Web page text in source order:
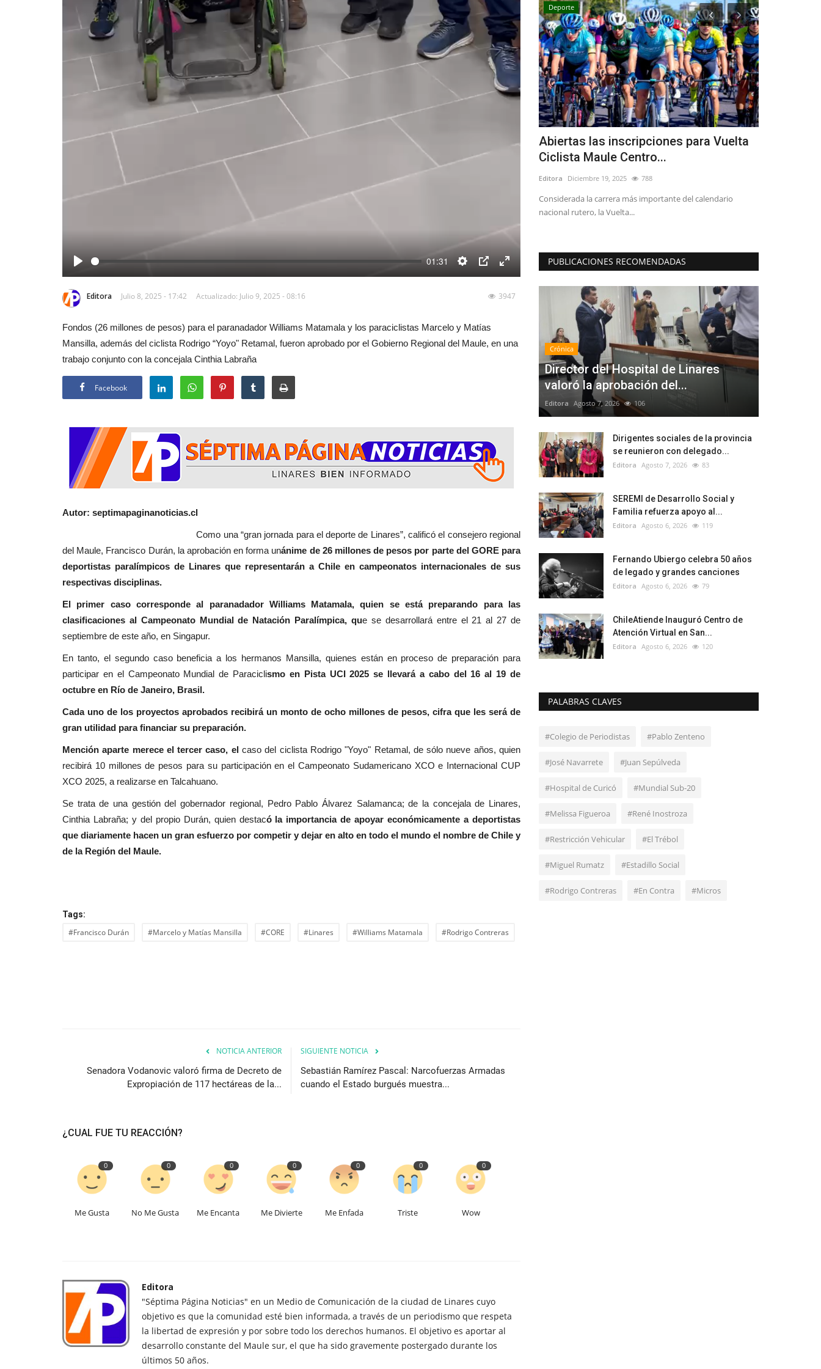
01:31
fullscreen
Editora Julio 8, 2025 - 17:42 Actualizado: Julio 9, 2025 - 08:16 3947
Fondos (26 millones de pesos) para el paranadador Williams Matamala y los paraciclistas Marcelo y Matías
Mansilla, además del ciclista Rodrigo “Yoyo" Retamal, fueron aprobado por el Gobierno Regional del Maule, en una
trabajo conjunto con la concejala Cinthia Labraña
Facebook
Autor: septimapaginanoticias.cl
Como una “gran jornada para el deporte de Linares”, calificó el consejero regional
del Maule, Francisco Durán, la aprobación en forma unánime de 26 millones de pesos por parte del GORE para
deportistas paralímpicos de Linares que representarán a Chile en campeonatos internacionales de sus
respectivas disciplinas.
El primer caso corresponde al paranadador Williams Matamala, quien se está preparando para las
clasificaciones al Campeonato Mundial de Natación Paralímpica, que se desarrollará entre el 21 al 27 de
septiembre de este año, en Singapur.
En tanto, el segundo caso beneficia a los hermanos Mansilla, quienes están en proceso de preparación para
participar en el Campeonato Mundial de Paraciclismo en Pista UCI 2025 se llevará a cabo del 16 al 19 de
octubre en Río de Janeiro, Brasil.
Cada uno de los proyectos aprobados recibirá un monto de ocho millones de pesos, cifra que les será de
gran utilidad para financiar su preparación.
Mención aparte merece el tercer caso, elcaso del ciclista Rodrigo "Yoyo" Retamal, de sólo nueve años, quien
recibirá 10 millones de pesos para su participación en el Campeonato Sudamericano XCO e Internacional CUP
XCO 2025, a realizarse en Talcahuano.
Se trata de una gestión del gobernador regional, Pedro Pablo Álvarez Salamanca; de la concejala de Linares,
Cinthia Labraña; y del propio Durán, quien destacó la importancia de apoyar económicamente a deportistas
que diariamente hacen un gran esfuerzo por competir y dejar en alto en todo el mundo el nombre de Chile y
de la Región del Maule.
Tags:
#Francisco Durán #Marcelo y Matías Mansilla #CORE #Linares #Williams Matamala #Rodrigo Contreras
NOTICIA ANTERIOR
Senadora Vodanovic valoró firma de Decreto de
Expropiación de 117 hectáreas de la...
SIGUIENTE NOTICIA
Sebastián Ramírez Pascal: Narcofuerzas Armadas
cuando el Estado burgués muestra...
¿CUAL FUE TU REACCIÓN?
0
Me Gusta
0
No Me Gusta
0
Me Encanta
0
Me Divierte
0
Me Enfada
0
Triste
0
Wow
Editora
"Séptima Página Noticias" en un Medio de Comunicación de la ciudad de Linares cuyo
objetivo es que la comunidad esté bien informada, a través de un periodismo que respeta
la libertad de expresión y por sobre todo los derechos humanos. El objetivo es aportar al
desarrollo constante del Maule sur, el que ha sido gravemente postergado durante los
últimos 50 años.
Política
Robo de medidores: Diputados del PNL
solicitan datos nacionales...
Editora Julio 31, 2026
Deporte
Escuelas de Verano en San Javier
cierran su primera etapa...
Febrero 5, 2026
La iniciativa deportiva y recreativa destacó por su alta
Deporte
Abiertas las inscripciones para Vuelta
Ciclista Maule Centro...
Editora Diciembre 19, 2025 788
Considerada la carrera más importante del calendario
nacional rutero, la Vuelta...
PUBLICACIONES RECOMENDADAS
Crónica
Director del Hospital de Linares
valoró la aprobación del...
Editora Agosto 7, 2026 106
Dirigentes sociales de la provincia
se reunieron con delegado...
Editora Agosto 7, 2026 83
SEREMI de Desarrollo Social y
Familia refuerza apoyo al...
Editora Agosto 6, 2026 119
Fernando Ubiergo celebra 50 años
de legado y grandes canciones
Editora Agosto 6, 2026 79
ChileAtiende Inauguró Centro de
Atención Virtual en San...
Editora Agosto 6, 2026 120
PALABRAS CLAVES
#Colegio de Periodistas #Pablo Zenteno
#José Navarrete #Juan Sepúlveda
#Hospital de Curicó #Mundial Sub-20
#Melissa Figueroa #René Inostroza
#Restricción Vehicular #El Trébol
#Miguel Rumatz #Estadillo Social
#Rodrigo Contreras #En Contra #Micros